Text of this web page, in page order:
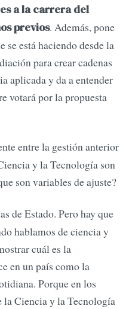
a la carrera del
previos. Además, pone
se está haciendo desde la
para crear cadenas
aplicada y da a entender
votará por la propuesta
entre la gestión anterior
y la Tecnología son
son variables de ajuste?
de Estado. Pero hay que
hablamos de ciencia y
cuál es la
en un país como la
Porque en los
la Ciencia y la Tecnología